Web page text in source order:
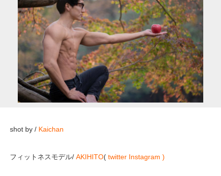
shot by / Kaichan
フィットネスモデル/ AKIHITO( twitter Instagram )